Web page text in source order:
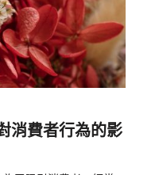
消費者行為的影